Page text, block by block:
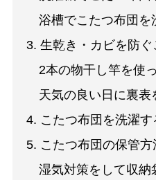
浴槽でこたつ布団を
3. 生乾き・カビを防
2本の物干し竿を使っ
天気の良い日に裏表
4. こたつ布団を洗濯
5. こたつ布団の保管
湿気対策をして収納